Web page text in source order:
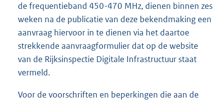
de frequentieband 450-470 MHz, dienen binnen zes
weken na de publicatie van deze bekendmaking een
aanvraag hiervoor in te dienen via het daartoe
strekkende aanvraagformulier dat op de website
van de Rijksinspectie Digitale Infrastructuur staat
vermeld.
Voor de voorschriften en beperkingen die aan de